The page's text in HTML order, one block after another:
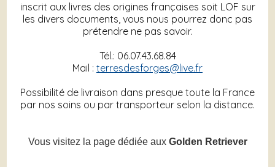
inscrit aux livres des origines françaises soit LOF sur
les divers documents, vous nous pourrez donc pas
prétendre ne pas savoir.
Tél.: 06.07.43.68.84
Mail : terresdesforges@live.fr
Possibilité de livraison dans presque toute la France
par nos soins ou par transporteur selon la distance.
Vous visitez la page dédiée aux Golden Retriever